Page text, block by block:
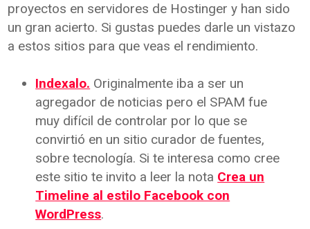
proyectos en servidores de Hostinger y han sido
un gran acierto. Si gustas puedes darle un vistazo
a estos sitios para que veas el rendimiento.
Indexalo. Originalmente iba a ser un
agregador de noticias pero el SPAM fue
muy difícil de controlar por lo que se
convirtió en un sitio curador de fuentes,
sobre tecnología. Si te interesa como cree
este sitio te invito a leer la nota Crea un
Timeline al estilo Facebook con
WordPress.